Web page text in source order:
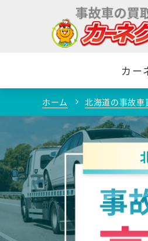
カー
ホーム 北海道の事故車